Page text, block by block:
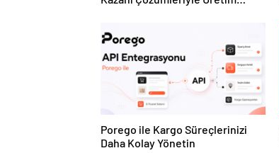
Porego ile Kargo Süreçlerinizi
Daha Kolay Yönetin